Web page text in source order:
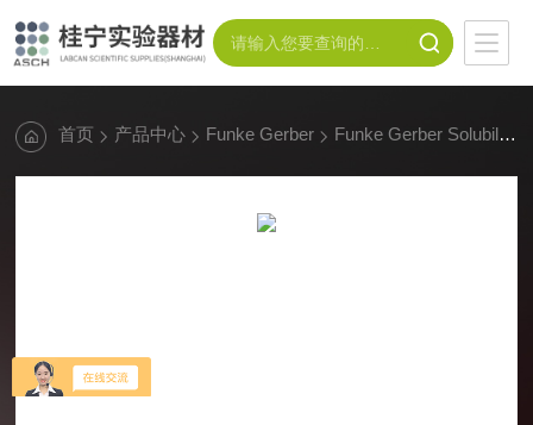
首页 产品中心 Funke Gerber Funke Gerber Solubility index mixer不溶度指数测定仪